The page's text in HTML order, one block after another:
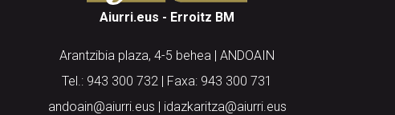
Aiurri.eus - Erroitz BM
Arantzibia plaza, 4-5 behea | ANDOAIN
Tel.: 943 300 732 | Faxa: 943 300 731
andoain@aiurri.eus | idazkaritza@aiurri.eus